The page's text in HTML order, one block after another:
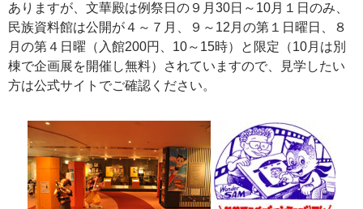
ありますが、文華殿は例祭日の９月30日～10月１日のみ、
民族資料館は公開が４～７月、９～12月の第１日曜日、８
月の第４日曜（入館200円、10～15時）と限定（10月は別
棟で企画展を開催し無料）されていますので、見学したい
方は公式サイトでご確認ください。